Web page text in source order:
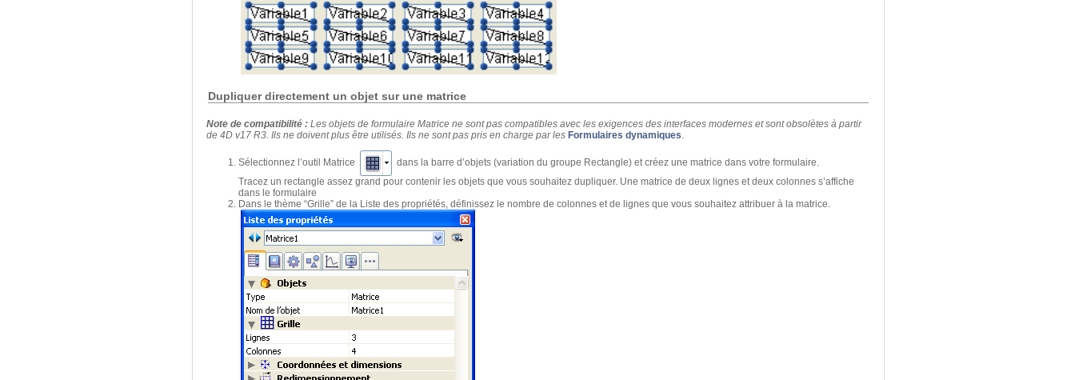
Dupliquer directement un objet sur une matrice
Note de compatibilité : Les objets de formulaire Matrice ne sont pas compatibles avec les exigences des interfaces modernes et sont obsolètes à partir
de 4D v17 R3. Ils ne doivent plus être utilisés. Ils ne sont pas pris en charge par les Formulaires dynamiques.
Sélectionnez l’outil Matrice
dans la barre d’objets (variation du groupe Rectangle) et créez une matrice dans votre formulaire.
Tracez un rectangle assez grand pour contenir les objets que vous souhaitez dupliquer. Une matrice de deux lignes et deux colonnes s’affiche
dans le formulaire
Dans le thème “Grille” de la Liste des propriétés, définissez le nombre de colonnes et de lignes que vous souhaitez attribuer à la matrice.